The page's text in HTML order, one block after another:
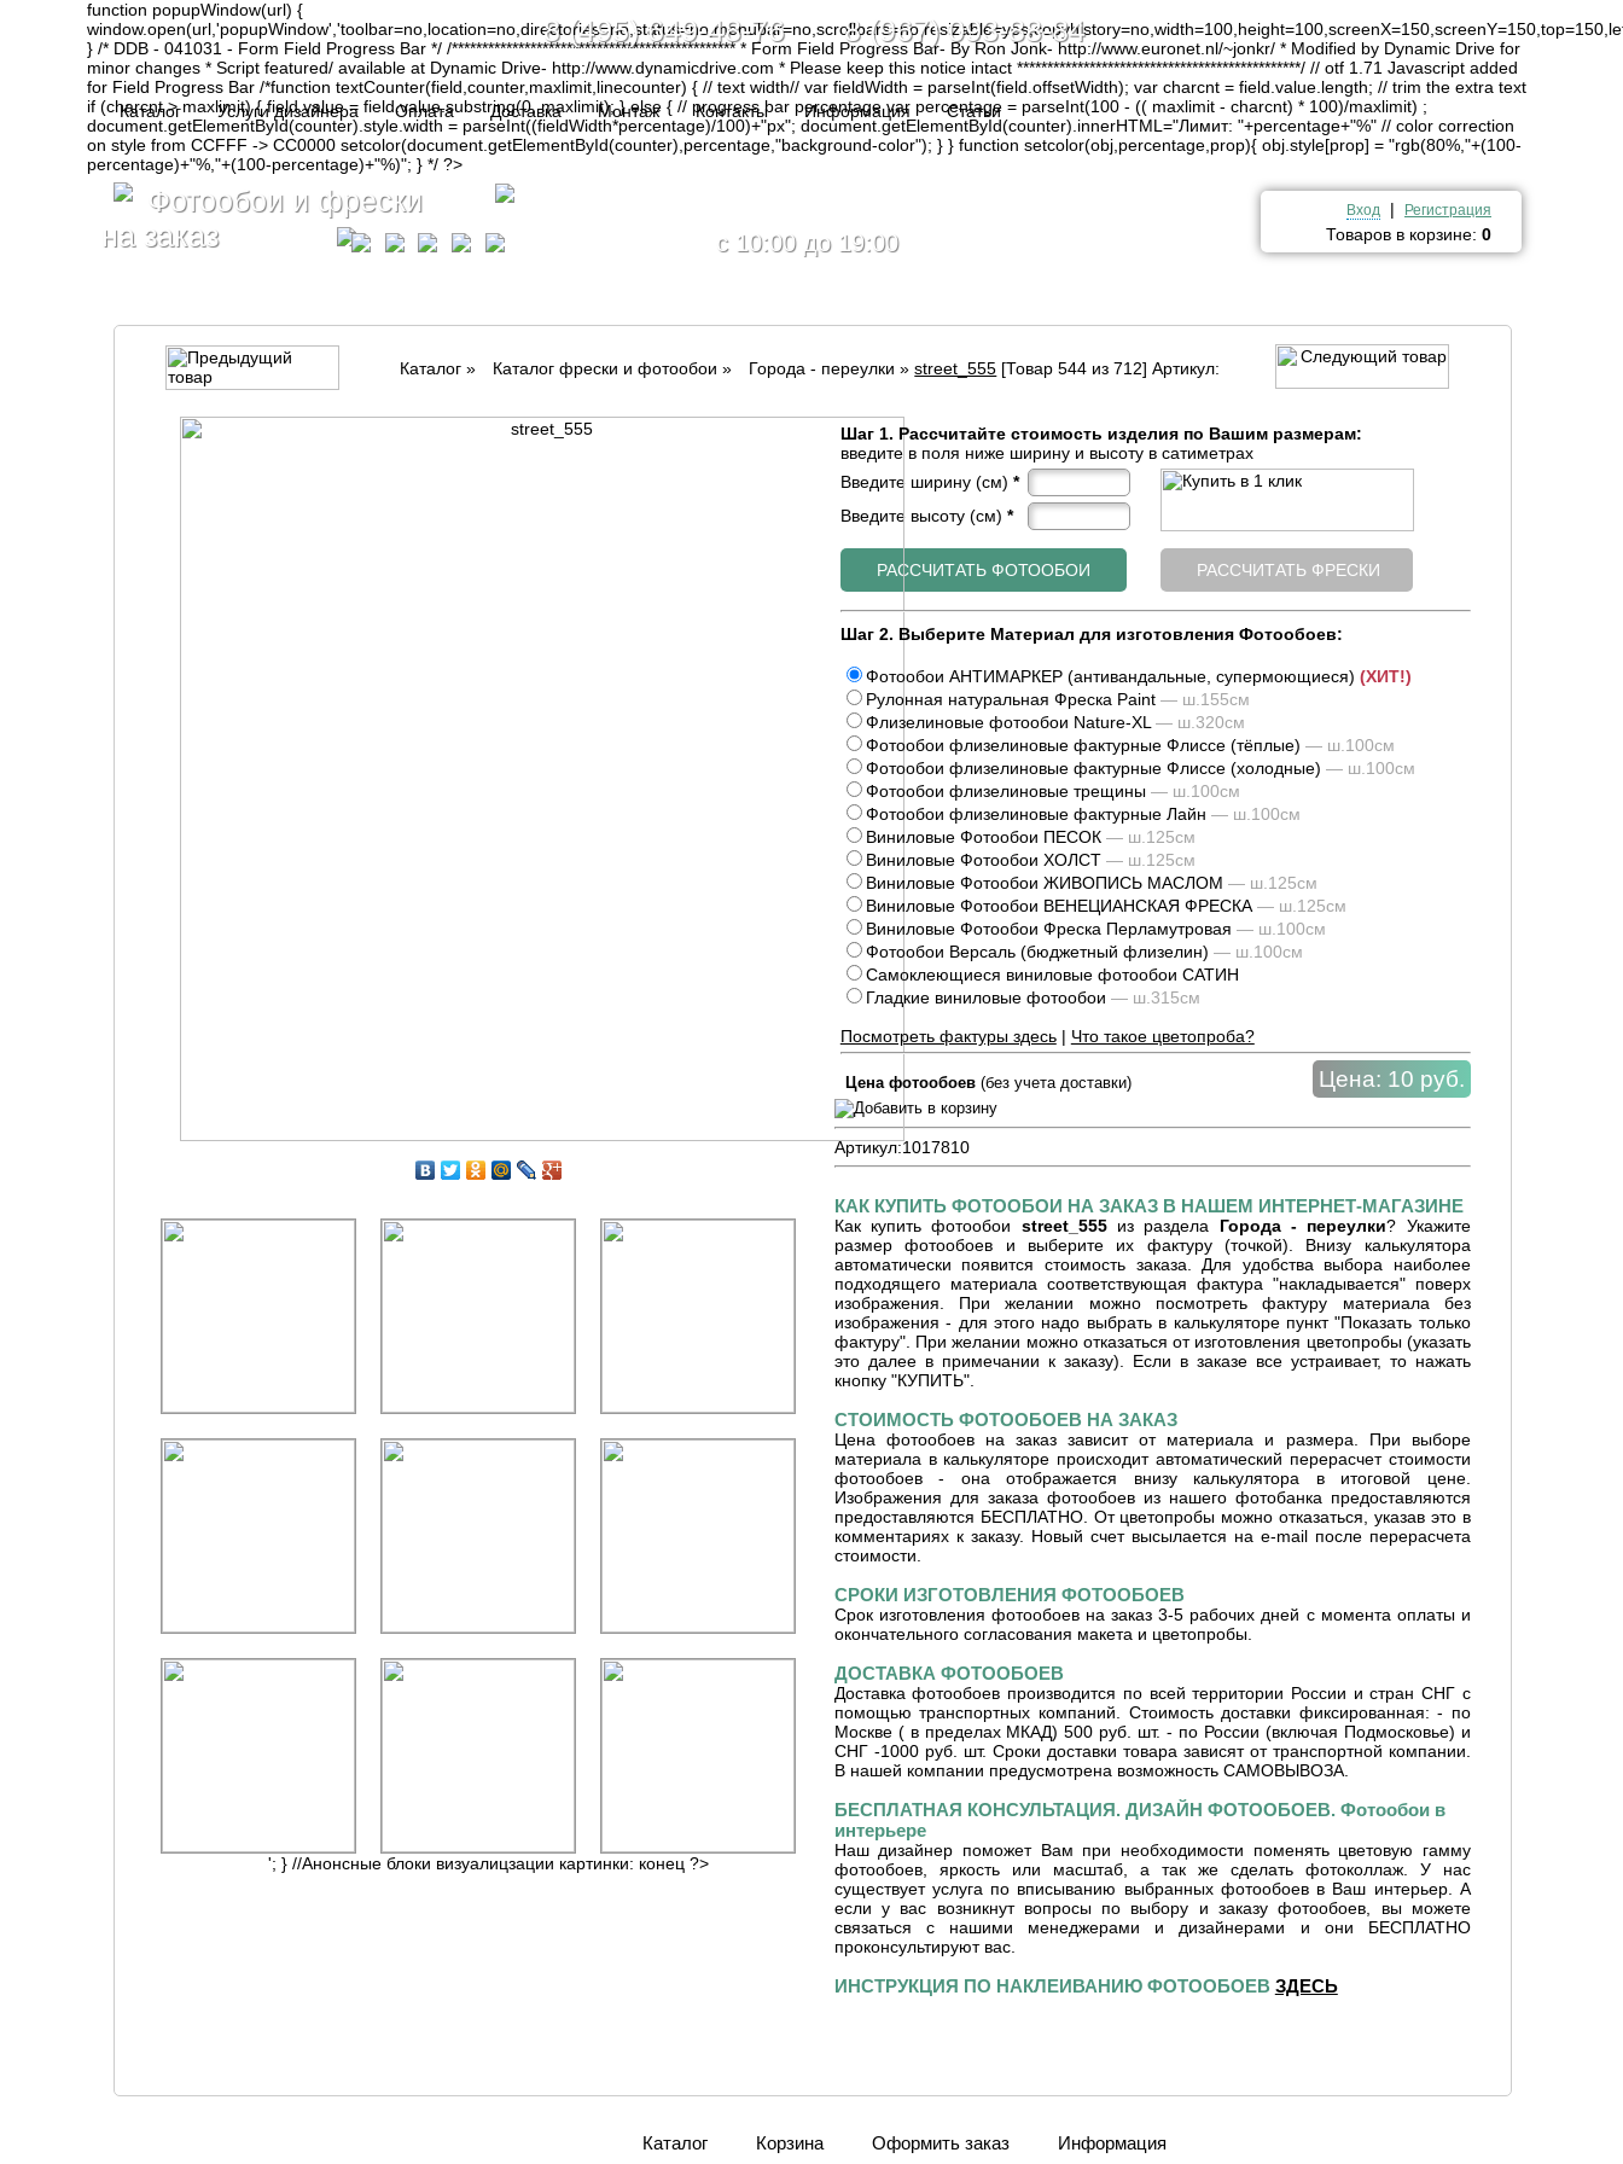
function popupWindow(url) {
} /* DDB - 041031 - Form Field Progress Bar */ /*********************************************** * Form Field Progress Bar- By Ron Jonk- http://www.euronet.nl/~jonkr/ * Modified by Dynamic Drive for
minor changes * Script featured/ available at Dynamic Drive- http://www.dynamicdrive.com * Please keep this notice intact ***********************************************/ // otf 1.71 Javascript added
for Field Progress Bar /*function textCounter(field,counter,maxlimit,linecounter) { // text width// var fieldWidth = parseInt(field.offsetWidth); var charcnt = field.value.length; // trim the extra text
if (charcnt > maxlimit) { field.value = field.value.substring(0, maxlimit); } else { // progress bar percentage var percentage = parseInt(100 - (( maxlimit - charcnt) * 100)/maxlimit) ;
document.getElementById(counter).style.width = parseInt((fieldWidth*percentage)/100)+"px"; document.getElementById(counter).innerHTML="Лимит: "+percentage+"%" // color correction
on style from CCFFF -> CC0000 setcolor(document.getElementById(counter),percentage,"background-color"); } } function setcolor(obj,percentage,prop){ obj.style[prop] = "rgb(80%,"+(100-
percentage)+"%,"+(100-percentage)+"%)"; } */ ?>
Фотообои и фрески
на заказ
8 (495) 649-48-76 8 (967) 093-88-84
c 10:00 до 19:00
Вход | Регистрация
Товаров в корзине: 0
Каталог Услуги дизайнера Оплата Доставка Монтаж Контакты Информация Статьи
Каталог » Каталог фрески и фотообои » Города - переулки »street_555 [Товар 544 из 712] Артикул:
'; } //Анонсные блоки визуалицзации картинки: конец ?>
Шаг 1. Рассчитайте стоимость изделия по Вашим размерам:
введите в поля ниже ширину и высоту в сатиметрах
Введите ширину (см) *
Введите высоту (см) *
Шаг 2. Выберите Материал для изготовления Фотообоев:
Фотообои АНТИМАРКЕР (антивандальные, супермоющиеся) (ХИТ!)
Рулонная натуральная Фреска Paint — ш.155см
Флизелиновые фотообои Nature-XL — ш.320см
Фотообои флизелиновые фактурные Флиссе (тёплые) — ш.100см
Фотообои флизелиновые фактурные Флиссе (холодные) — ш.100см
Фотообои флизелиновые трещины — ш.100см
Фотообои флизелиновые фактурные Лайн — ш.100см
Виниловые Фотообои ПЕСОК — ш.125см
Виниловые Фотообои ХОЛСТ — ш.125см
Виниловые Фотообои ЖИВОПИСЬ МАСЛОМ — ш.125см
Виниловые Фотообои ВЕНЕЦИАНСКАЯ ФРЕСКА — ш.125см
Виниловые Фотообои Фреска Перламутровая — ш.100см
Фотообои Версаль (бюджетный флизелин) — ш.100см
Самоклеющиеся виниловые фотообои САТИН
Гладкие виниловые фотообои — ш.315см
Посмотреть фактуры здесь| Что такое цветопроба?
Цена фотообоев (без учета доставки) Цена: 10 руб.
Артикул:1017810
КАК КУПИТЬ ФОТООБОИ НА ЗАКАЗ В НАШЕМ ИНТЕРНЕТ-МАГАЗИНЕ
Как купить фотообои street_555из раздела Города - переулки? Укажите
размер фотообоев и выберите их фактуру (точкой). Внизу калькулятора
автоматически появится стоимость заказа. Для удобства выбора наиболее
подходящего материала соответствующая фактура "накладывается" поверх
изображения. При желании можно посмотреть фактуру материала без
изображения - для этого надо выбрать в калькуляторе пункт "Показать только
фактуру". При желании можно отказаться от изготовления цветопробы (указать
это далее в примечании к заказу). Если в заказе все устраивает, то нажать
кнопку "КУПИТЬ".
СТОИМОСТЬ ФОТООБОЕВ НА ЗАКАЗ
Цена фотообоев на заказ зависит от материала и размера. При выборе
материала в калькуляторе происходит автоматический перерасчет стоимости
фотообоев - она отображается внизу калькулятора в итоговой цене.
Изображения для заказа фотообоев из нашего фотобанка предоставляются
предоставляются БЕСПЛАТНО. От цветопробы можно отказаться, указав это в
комментариях к заказу. Новый счет высылается на e-mail после перерасчета
стоимости.
СРОКИ ИЗГОТОВЛЕНИЯ ФОТООБОЕВ
Срок изготовления фотообоев на заказ 3-5 рабочих дней с момента оплаты и
окончательного согласования макета и цветопробы.
ДОСТАВКА ФОТООБОЕВ
Доставка фотообоев производится по всей территории России и стран СНГ с
помощью транспортных компаний. Стоимость доставки фиксированная: - по
Москве ( в пределах МКАД) 500 руб. шт. - по России (включая Подмосковье) и
СНГ -1000 руб. шт. Сроки доставки товара зависят от транспортной компании.
В нашей компании предусмотрена возможность САМОВЫВОЗА.
БЕСПЛАТНАЯ КОНСУЛЬТАЦИЯ. ДИЗАЙН ФОТООБОЕВ. Фотообои в
интерьере
Наш дизайнер поможет Вам при необходимости поменять цветовую гамму
фотообоев, яркость или масштаб, а так же сделать фотоколлаж. У нас
существует услуга по вписыванию выбранных фотообоев в Ваш интерьер. А
если у вас возникнут вопросы по выбору и заказу фотообоев, вы можете
связаться с нашими менеджерами и дизайнерами и они БЕСПЛАТНО
проконсультируют вас.
ИНСТРУКЦИЯ ПО НАКЛЕИВАНИЮ ФОТООБОЕВ ЗДЕСЬ
Каталог Корзина Оформить заказ Информация